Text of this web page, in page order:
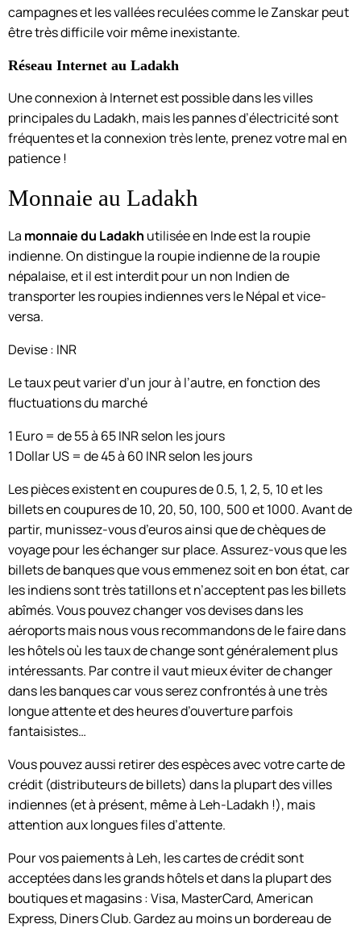
campagnes et les vallées reculées comme le Zanskar peut
être très difficile voir même inexistante.
Réseau Internet au Ladakh
Une connexion à Internet est possible dans les villes
principales du Ladakh, mais les pannes d’électricité sont
fréquentes et la connexion très lente, prenez votre mal en
patience !
Monnaie au Ladakh
La monnaie du Ladakh utilisée en Inde est la roupie
indienne. On distingue la roupie indienne de la roupie
népalaise, et il est interdit pour un non Indien de
transporter les roupies indiennes vers le Népal et vice-
versa.
Devise : INR
Le taux peut varier d’un jour à l’autre, en fonction des
fluctuations du marché
1 Euro = de 55 à 65 INR selon les jours
1 Dollar US = de 45 à 60 INR selon les jours
Les pièces existent en coupures de 0.5, 1, 2, 5, 10 et les
billets en coupures de 10, 20, 50, 100, 500 et 1000. Avant de
partir, munissez-vous d’euros ainsi que de chèques de
voyage pour les échanger sur place. Assurez-vous que les
billets de banques que vous emmenez soit en bon état, car
les indiens sont très tatillons et n’acceptent pas les billets
abîmés. Vous pouvez changer vos devises dans les
aéroports mais nous vous recommandons de le faire dans
les hôtels où les taux de change sont généralement plus
intéressants. Par contre il vaut mieux éviter de changer
dans les banques car vous serez confrontés à une très
longue attente et des heures d’ouverture parfois
fantaisistes…
Vous pouvez aussi retirer des espèces avec votre carte de
crédit (distributeurs de billets) dans la plupart des villes
indiennes (et à présent, même à Leh-Ladakh !), mais
attention aux longues files d’attente.
Pour vos paiements à Leh, les cartes de crédit sont
acceptées dans les grands hôtels et dans la plupart des
boutiques et magasins : Visa, MasterCard, American
Express, Diners Club. Gardez au moins un bordereau de